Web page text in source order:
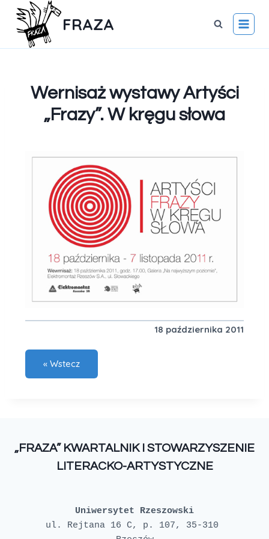
FRAZA
Wernisaż wystawy Artyści
„Frazy”. W kręgu słowa
18 października 2011
„FRAZA” KWARTALNIK I STOWARZYSZENIE
LITERACKO-ARTYSTYCZNE
Uniwersytet Rzeszowski
ul. Rejtana 16 C, p. 107, 35-310